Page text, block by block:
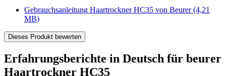
Gebrauchsanleitung Haartrockner HC35 von Beurer(4,21
MB)
Dieses Produkt bewerten
Erfahrungsberichte in Deutsch für beurer
Haartrockner HC35